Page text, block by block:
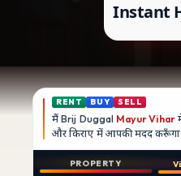
Instant
RENT BUY SELL
मैंBrij Duggal Mayur Vihar
और किराए में आपकी मदद
PROPERTY